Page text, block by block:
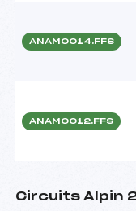
ANAM0014.FFS
ANAM0012.FFS
Circuits Alpin